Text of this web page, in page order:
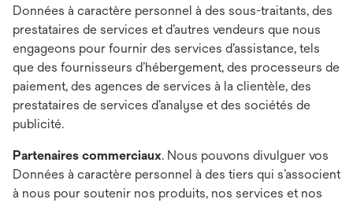
Données à caractère personnel à des sous-traitants, des
prestataires de services et d’autres vendeurs que nous
engageons pour fournir des services d’assistance, tels
que des fournisseurs d’hébergement, des processeurs de
paiement, des agences de services à la clientèle, des
prestataires de services d’analyse et des sociétés de
publicité.
Partenaires commerciaux. Nous pouvons divulguer vos
Données à caractère personnel à des tiers qui s’associent
à nous pour soutenir nos produits, nos services et nos